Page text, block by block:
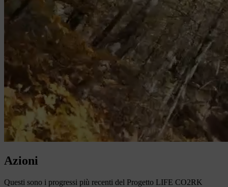
Azioni
Questi sono i progressi più recenti del Progetto LIFE CO2RK